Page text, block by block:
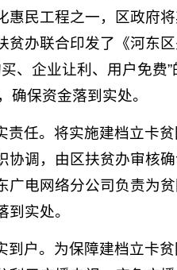
惠民工程之一，区政府
贫办联合印发了《河东
、企业让利、用户免
确保资金落到实处。
责任。将实施建档立卡
协调，由区扶贫办审核
广电网络分公司负责为
实处。
到户。为保障建档立卡